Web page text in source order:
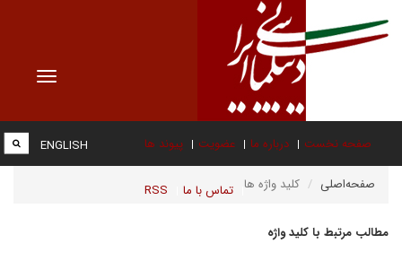
Toggle
صفحه نخست درباره ما عضویت پیوند ها
تماس با ما RSS
ENGLISH
صفحه‌اصلی کلید واژه ها
مطالب مرتبط با کلید واژه